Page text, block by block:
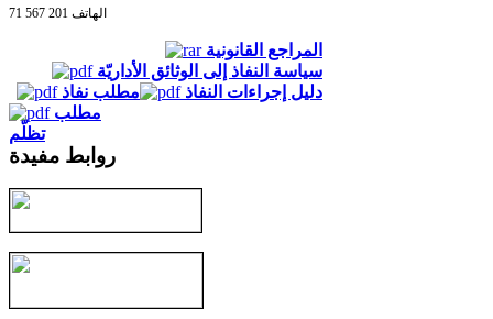
المراجع القانونية
سياسة النفاذ إلى الوثائق الأداريّة
دليل إجراءات النفاذ
مطلب نفاذ
مطلب
تظلّم
روابط مفيدة